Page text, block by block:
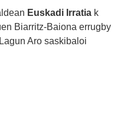
Euskadi Irratia k
Biarritz-Baiona errugby
Aro saskibaloi